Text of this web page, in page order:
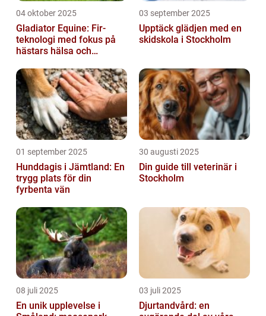
04 oktober 2025
Gladiator Equine: Fir-
teknologi med fokus på
hästars hälsa och
03 september 2025
Upptäck glädjen med en
skidskola i Stockholm
01 september 2025
Hunddagis i Jämtland: En
trygg plats för din
fyrbenta vän
30 augusti 2025
Din guide till veterinär i
Stockholm
08 juli 2025
En unik upplevelse i
03 juli 2025
Djurtandvård: en